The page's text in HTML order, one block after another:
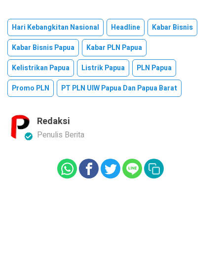
Hari Kebangkitan Nasional Headline
Kabar Bisnis
Kabar Bisnis Papua
Kabar PLN Papua
Kelistrikan Papua
Listrik Papua
PLN Papua
Promo PLN
PT PLN UIW Papua Dan Papua Barat
Redaksi
Penulis Berita